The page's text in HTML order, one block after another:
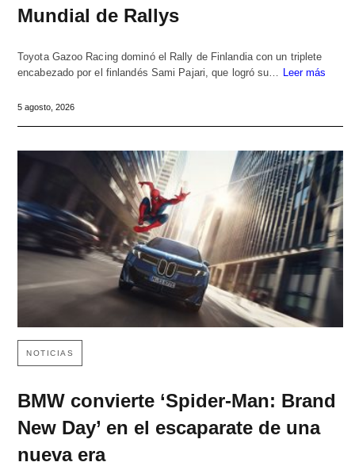
Mundial de Rallys
Toyota Gazoo Racing dominó el Rally de Finlandia con un triplete
encabezado por el finlandés Sami Pajari, que logró su… Leer más
5 agosto, 2026
NOTICIAS
BMW convierte ‘Spider-Man: Brand
New Day’ en el escaparate de una
nueva era